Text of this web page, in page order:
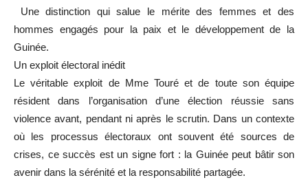
Une distinction qui salue le mérite des femmes et des
hommes engagés pour la paix et le développement de la
Guinée.
Un exploit électoral inédit
Le véritable exploit de Mme Touré et de toute son équipe
résident dans l’organisation d’une élection réussie sans
violence avant, pendant ni après le scrutin. Dans un contexte
où les processus électoraux ont souvent été sources de
crises, ce succès est un signe fort : la Guinée peut bâtir son
avenir dans la sérénité et la responsabilité partagée.